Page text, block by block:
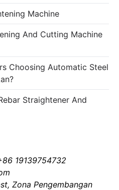
Machine
And Cutting Machine
Choosing Automatic Steel
Straightener And
19139754732
Zona Pengembangan